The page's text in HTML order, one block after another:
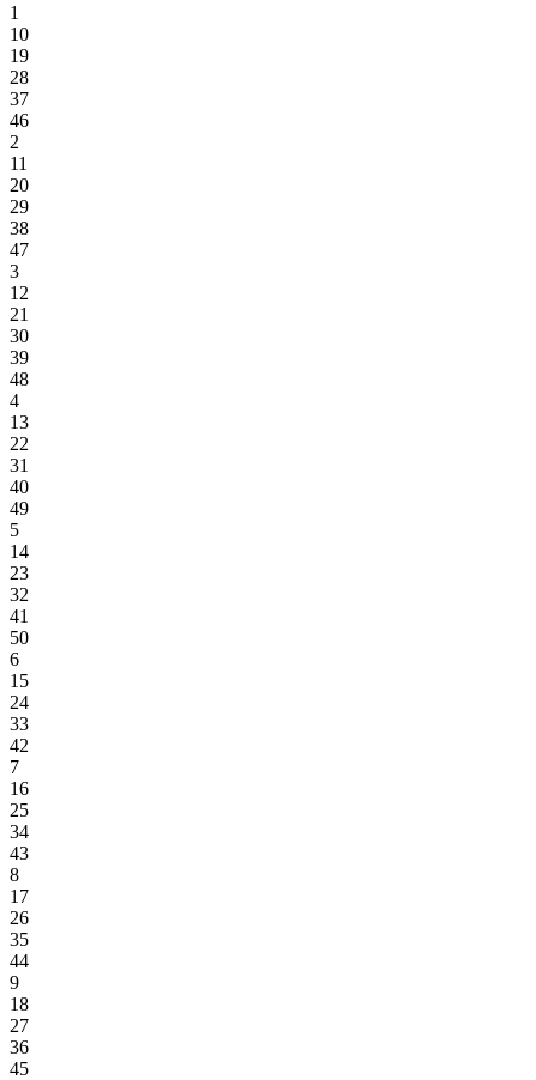
1
10
19
28
37
46
2
11
20
29
38
47
3
12
21
30
39
48
4
13
22
31
40
49
5
14
23
32
41
50
6
15
24
33
42
7
16
25
34
43
8
17
26
35
44
9
18
27
36
45